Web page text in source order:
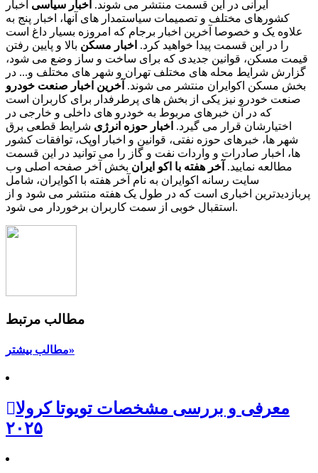
ایرانی در این قسمت منتشر می شوند. اخبار سیاسی اخبار
کشورهای مختلف و تصمیمات سیاستمدار های آنها، اخبار پنج به
علاوه یک و خصوصا آخرین اخبار برجام که امروزه بسیار داغ است
را در این قسمت پیدا خواهید کرد. اخبار مسکن بالا و پایین رفتن
قیمت مسکن، قوانین جدیدی که برای ساخت و ساز وضع می شود،
گزارش شرایط محله های مختلف تهران و شهر های مختلف و... در
بخش مسکن اکوایران منتشر می شوند. آخرین اخبار صنعت خودرو
صنعت خودرو نیز یکی از بخش های پرطرفدار برای کاربران است
که در آن خبرهای مربوط به خودرو های داخلی و خارجی در
اختیارشان قرار می گیرد. اخبار حوزه انرژی شرایط قطعی برق
شهر ها، خبرهای حوزه نفتی، قوانین و اخبار اوپک، توافقات کشور
ها، اخبار صادرات و واردات نفت و گاز را می توانید در این قسمت
مطالعه نمایید. آخر هفته با اکو ایران بخش آخر صفحه اصلی وب
سایت رسانه اکوایران به نام آخر هفته با اکوایران، شامل
پربازدیدترین اخباری است که در طول یک هفته منتشر می شود و از
استقبال خوبی از سمت کاربران برخوردار می شود.
مطالب مرتبط
مطالب بیشتر»
معرفی و بررسی مشخصات تویوتا کرولا
۲۰۲۵